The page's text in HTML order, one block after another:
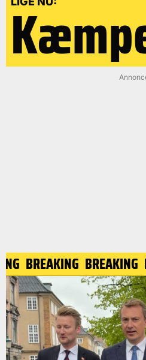
BREAKING BREAKING